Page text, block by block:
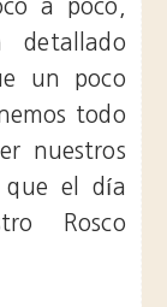
a poco,
detallado
un poco
todo
nuestros
que el día
Rosco